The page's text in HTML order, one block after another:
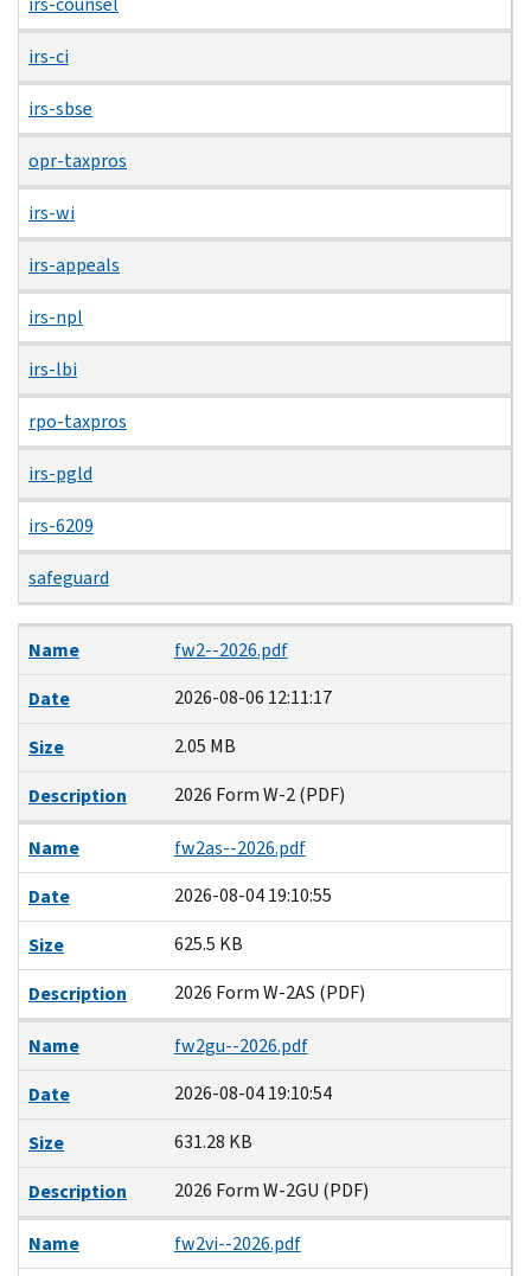
irs-ci
irs-sbse
opr-taxpros
irs-wi
irs-appeals
irs-npl
irs-lbi
rpo-taxpros
irs-pgld
irs-6209
safeguard
Name
Date
Size
Description
Name
fw2--2026.pdf
Date
2026-08-06 12:11:17
Size
2.05 MB
Description
2026 Form W-2 (PDF)
Name
fw2as--2026.pdf
Date
2026-08-04 19:10:55
Size
625.5 KB
Description
2026 Form W-2AS (PDF)
Name
fw2gu--2026.pdf
Date
2026-08-04 19:10:54
Size
631.28 KB
Description
2026 Form W-2GU (PDF)
Name
fw2vi--2026.pdf